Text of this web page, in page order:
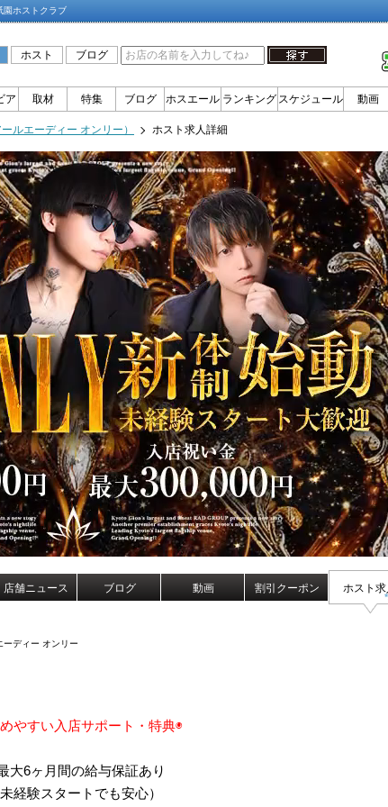
ホストクラブ
ホスト ブログ
ア 取材 特集 ブログ ホスエール ランキング スケジュール 動画
ルエーディー オンリー） ホスト求人詳細
店舗ニュース ブログ 動画 割引クーポン ホスト
ーディー オンリー
やすい入店サポート・特典◉
大6ヶ月間の給与保証あり
未経験スタートでも安心）